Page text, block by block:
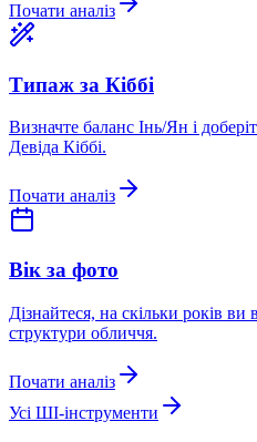
Почати аналіз
Типаж за Кіббі
Визначте баланс Інь/Ян і
Девіда Кіббі.
Почати аналіз
Вік за фото
Дізнайтеся, на скільки років ви
структури обличчя.
Почати аналіз
Усі ШІ-інструменти